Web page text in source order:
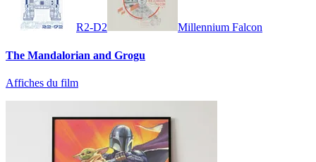
R2-D2 Millennium Falcon
The Mandalorian and Grogu
Affiches du film